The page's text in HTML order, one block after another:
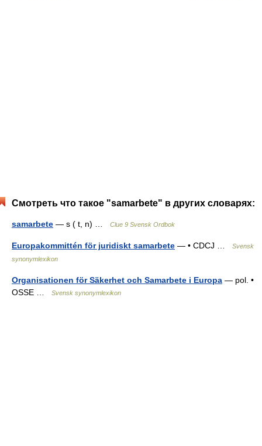
Смотреть что такое "samarbete" в других словарях:
samarbete — s ( t, n) … Clue 9 Svensk Ordbok
Europakommittén för juridiskt samarbete — • CDCJ …
Svensk
synonymlexikon
Organisationen för Säkerhet och Samarbete i Europa — pol. •
OSSE …
Svensk synonymlexikon